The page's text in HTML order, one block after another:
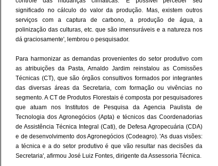
significado no cálculo do valor da produção. Mas, existem outros
serviços com a captura de carbono, a produção de água, a
polinização das culturas, etc. que são imensuráveis e a natureza nos
dá graciosamente', lembrou o pesquisador.
Para harmonizar as demandas provenientes do setor produtivo com
as atribuições da Pasta, Arnaldo Jardim reinstalou as Comissões
Técnicas (CT), que são órgãos consultivos formados por integrantes
das diversas áreas da Secretaria, com formação ou vivências no
segmento. A CT de Produtos Florestais é composta por pesquisadores
que atuam nos Institutos de Pesquisa da Agencia Paulista de
Tecnologia dos Agronegócios (Apta) e técnicos das Coordenadorias
de Assistência Técnica Integral (Cati), de Defesa Agropecuária (CDA)
e de desenvolvimento dos Agronegócios (Codeagro). 'As duas visões:
a técnica e a do setor produtivo é que vão resultar nas decisões da
Secretaria', afirmou José Luiz Fontes, dirigente da Assessoria Técnica.